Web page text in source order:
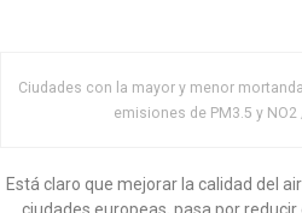
Ciudades con la mayor y menor
emisiones de PM3.5 y NO2
Está claro que mejorar la calidad del